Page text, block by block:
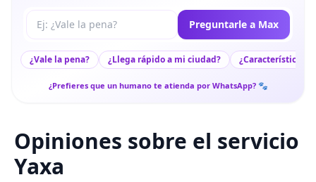
Tu pregunta a Max Preguntarle a Max
¿Vale la pena? ¿Llega rápido a mi ciudad? ¿Características
¿Prefieres que un humano te atienda por WhatsApp? 🐾
Opiniones sobre el servicio
Yaxa